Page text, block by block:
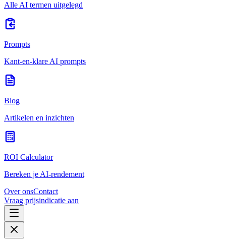
Alle AI termen uitgelegd
Prompts
Kant-en-klare AI prompts
Blog
Artikelen en inzichten
ROI Calculator
Bereken je AI-rendement
Over onsContact
Vraag prijsindicatie aan